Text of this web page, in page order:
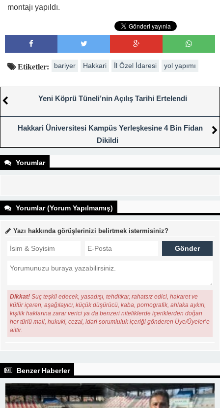
montajı yapıldı.
Etiketler: bariyer Hakkari İl Özel İdaresi yol yapımı
Yeni Köprü Tüneli’nin Açılış Tarihi Ertelendi
Hakkari Üniversitesi Kampüs Yerleşkesine 4 Bin Fidan
Dikildi
Yorumlar
Yorumlar (Yorum Yapılmamış)
Yazı hakkında görüşlerinizi belirtmek istermisiniz?
Dikkat! Suç teşkil edecek, yasadışı, tehditkar, rahatsız edici, hakaret ve
küfür içeren, aşağılayıcı, küçük düşürücü, kaba, pornografik, ahlaka aykırı,
kişilik haklarına zarar verici ya da benzeri niteliklerde içeriklerden doğan
her türlü mali, hukuki, cezai, idari sorumluluk içeriği gönderen Üye/Üyeler’e
aittir.
Benzer Haberler